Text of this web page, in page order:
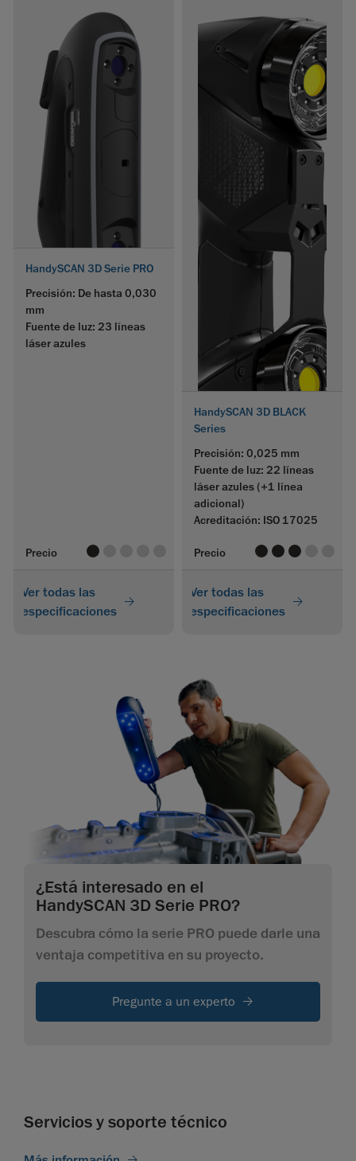
HandySCAN 3D Serie PRO
Precisión: De hasta 0,030
mm
Fuente de luz: 23 líneas
láser azules
Precio value
Ver todas las
especificaciones
HandySCAN 3D BLACK
Series
Precisión: 0,025 mm
Fuente de luz: 22 líneas
láser azules (+1 línea
adicional)
Acreditación: ISO 17025
Precio valuevaluevalue
Ver todas las
especificaciones
¿Está interesado en el
HandySCAN 3D Serie PRO?
Descubra cómo la serie PRO puede darle una
ventaja competitiva en su proyecto.
Pregunte a un experto
Servicios y soporte técnico